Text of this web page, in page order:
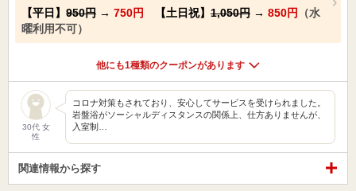
【平日】 950円 → 750円 【土日祝】 1,050円 → 850円
（水
曜利用不可）
他にも1種類のクーポンがあります
30代 女
性
コロナ対策もされており、安心してサービスを受けられました。
岩盤浴がソーシャルディスタンスの関係上、仕方ありませんが、
入室制…
関連情報から探す